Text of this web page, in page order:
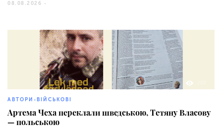
08.08.2026 -
АВТОРИ-ВІЙСЬКОВІ
Артема Чеха переклали шведською, Тетяну Власову
— польською